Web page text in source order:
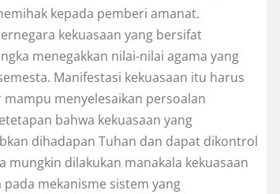
kepada pemberi amanat.
kekuasaan yang bersifat
menegakkan nilai-nilai agama yang
Manifestasi kekuasaan itu harus
menyelesaikan persoalan
bahwa kekuasaan yang
dihadapan Tuhan dan dapat dikontrol
dilakukan manakala kekuasaan
mekanisme sistem yang